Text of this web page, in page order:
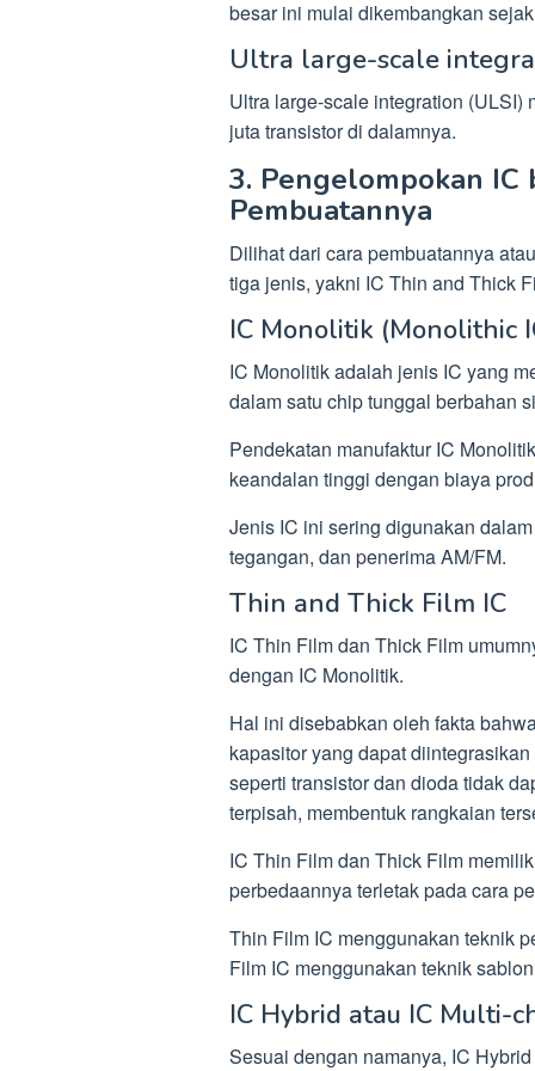
besar ini mulai dikembangkan
Ultra large-scale
Ultra large-scale integration
juta transistor di dalamnya.
3. Pengelompokan IC
Pembuatannya
Dilihat dari cara pembuatannya
tiga jenis, yakni IC Thin and Thick
IC Monolitik (Monolithic
IC Monolitik adalah jenis IC yang
dalam satu chip tunggal berbahan
Pendekatan manufaktur IC
keandalan tinggi dengan biaya
Jenis IC ini sering digunakan
tegangan, dan penerima AM/FM.
Thin and Thick Film IC
IC Thin Film dan Thick Film
dengan IC Monolitik.
Hal ini disebabkan oleh fakta
kapasitor yang dapat
seperti transistor dan dioda tidak
terpisah, membentuk rangkaian
IC Thin Film dan Thick Film
perbedaannya terletak pada cara
Thin Film IC menggunakan teknik
Film IC menggunakan teknik
IC Hybrid atau IC Multi-
Sesuai dengan namanya, IC